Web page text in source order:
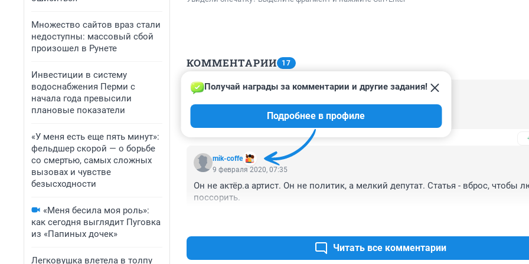
Множество сайтов враз стали
недоступны: массовый сбой
произошел в Рунете
Инвестиции в систему
водоснабжения Перми с
начала года превысили
плановые показатели
«У меня есть еще пять минут»:
фельдшер скорой — о борьбе
со смертью, самых сложных
вызовах и чувстве
безысходности
«Меня бесила моя роль»:
как сегодня выглядит Пуговка
из «Папиных дочек»
Легковушка влетела в толпу
КОММЕНТАРИИ 17
Гость
Член какой партии????
mik-coffe
Получай награды за комментарии и другие задания!
Подробнее в профиле
9 февраля 2020, 07:35
Он не актёр.а артист. Он не политик, а мелкий депутат. Статья - вброс, чтобы
поссорить.
Читать все комментарии